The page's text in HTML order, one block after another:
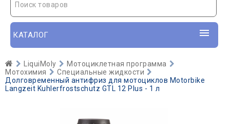
Поиск товаров
КАТАЛОГ
LiquiMoly
Мотоциклетная программа
Мотохимия
Специальные жидкости
Долговременный антифриз для мотоциклов Motorbike
Langzeit Kuhlerfrostschutz GTL 12 Plus - 1 л